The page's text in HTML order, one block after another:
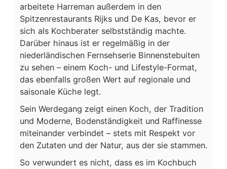
arbeitete Harreman außerdem in den
Spitzenrestaurants Rijks und De Kas, bevor er
sich als Kochberater selbstständig machte.
Darüber hinaus ist er regelmäßig in der
niederländischen Fernsehserie Binnenstebuiten
zu sehen – einem Koch- und Lifestyle-Format,
das ebenfalls großen Wert auf regionale und
saisonale Küche legt.
Sein Werdegang zeigt einen Koch, der Tradition
und Moderne, Bodenständigkeit und Raffinesse
miteinander verbindet – stets mit Respekt vor
den Zutaten und der Natur, aus der sie stammen.
So verwundert es nicht, dass es im Kochbuch